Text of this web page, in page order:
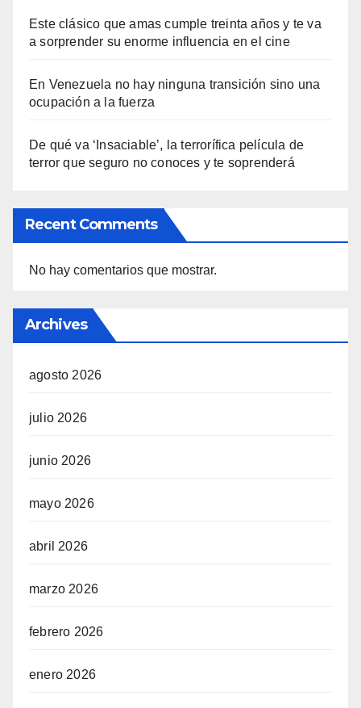
Este clásico que amas cumple treinta años y te va
a sorprender su enorme influencia en el cine
En Venezuela no hay ninguna transición sino una
ocupación a la fuerza
De qué va ‘Insaciable’, la terrorífica película de
terror que seguro no conoces y te soprenderá
Recent Comments
No hay comentarios que mostrar.
Archives
agosto 2026
julio 2026
junio 2026
mayo 2026
abril 2026
marzo 2026
febrero 2026
enero 2026